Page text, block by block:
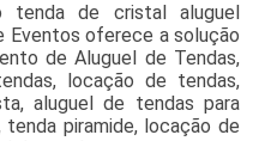
tenda de cristal aluguel
Eventos oferece a solução
de Aluguel de Tendas,
locação de tendas,
aluguel de tendas para
piramide, locação de